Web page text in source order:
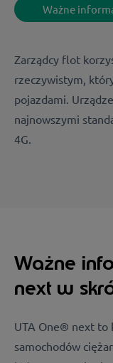
Ważne
Zarządcy flot
rzeczywistym,
pojazdami.
najnowszymi
4G.
Ważne
next w
UTA One® next to
samochodów